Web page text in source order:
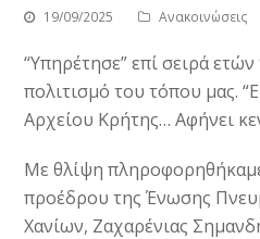
19/09/2025 Ανακοινώσεις
“Υπηρέτησε” επί σειρά
πολιτισμό του τόπου μας.
Αρχείου Κρήτης… Αφήνει
Με θλίψη
προέδρου της Ένωσης
Χανίων, Ζαχαρένιας